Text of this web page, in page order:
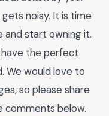
noisy. It is time
and start owning it.
have the perfect
We would love to
so please share
comments below.